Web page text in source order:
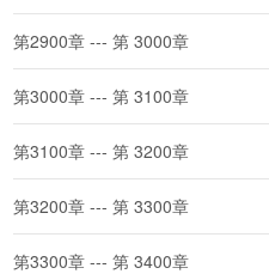
第2900章 --- 第 3000章
第3000章 --- 第 3100章
第3100章 --- 第 3200章
第3200章 --- 第 3300章
第3300章 --- 第 3400章